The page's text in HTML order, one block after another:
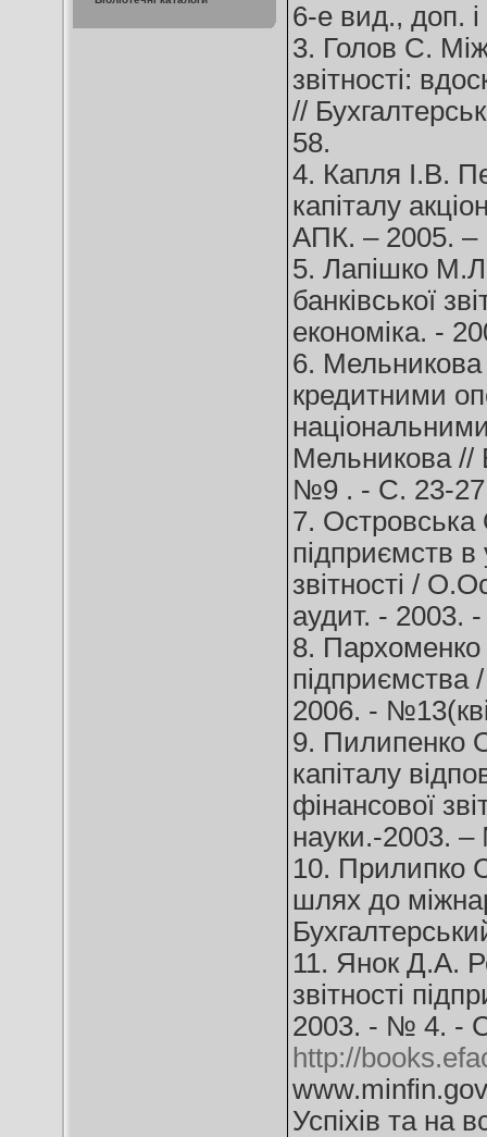
6-е вид., доп.
3. Голов С.
звітності:
//
58.
4. Капля І.В.
капіталу
АПК. – 2005.
5. Лапішко
банківської
економіка. -
6. Мельникова
кредитними
Мельникова //
№9 . - C. 23-
7. Островська
підприємств в
звітності /
аудит. -
8. Пархоменко
підприємства
2006. -
9. Пилипенко
капіталу
фінансової
науки.-2003.
10. Прилипко
шлях до
11. Янок Д.А.
звітності
2003. - № 4. -
http://
Успіхів та на